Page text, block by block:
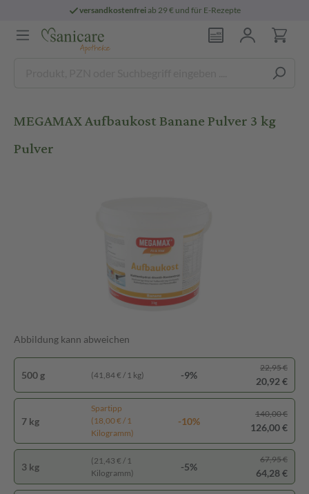
versandkostenfreiab 29 € und für E-Rezepte
MEGAMAX Aufbaukost Banane Pulver 3 kg
Pulver
Abbildung kann abweichen
500 g (41,84 € / 1 kg) -9%
22,95 €
20,92 €
7 kg
Spartipp
(18,00 € / 1
Kilogramm)
-10%
140,00 €
126,00 €
3 kg
(21,43 € / 1
Kilogramm)
-5%
67,95 €
64,28 €